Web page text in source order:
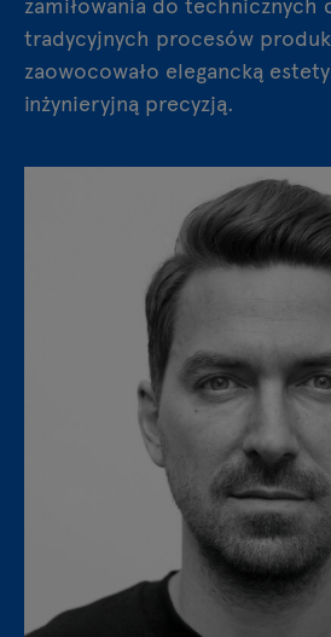
tradycyjnych procesów
zaowocowało elegancką
inżynieryjną precyzją.